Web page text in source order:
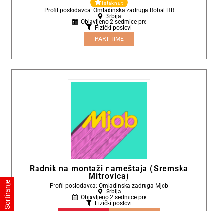
Istaknut
Profil poslodavca: Omladinska zadruga Robal HR
Srbija
Objavljeno 2 sedmice pre
Fizički poslovi
PART TIME
Radnik na montaži nameštaja (Sremska
Mitrovica)
Profil poslodavca: Omladinska zadruga Mjob
Srbija
Objavljeno 2 sedmice pre
Fizički poslovi